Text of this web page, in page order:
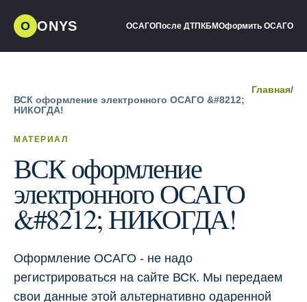
О ONYS ОСАГОПосле ДТП КБМОформить ОСАГО
Главная/
ВСК оформление электронного ОСАГО &#8212;
НИКОГДА!
МАТЕРИАЛ
ВСК оформление
электронного ОСАГО
&#8212; НИКОГДА!
Оформление ОСАГО - не надо
регистрироваться на сайте ВСК. Мы передаем
свои данные этой альтернативно одаренной